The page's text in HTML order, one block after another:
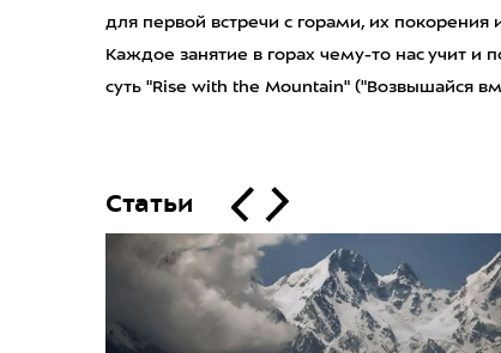
для первой встречи с горами, их
Каждое занятие в горах чему-то нас учит и
суть "Rise with the Mountain" ("Возвышайся
Статьи